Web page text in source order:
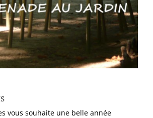
vous souhaite une belle année